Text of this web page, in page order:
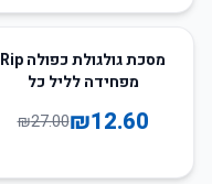
53
מסכת גולגולת כפולה Rip
מפחידה לליל כל
₪12.60
₪27.00